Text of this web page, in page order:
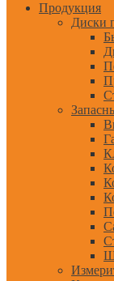
Продукция
Диски